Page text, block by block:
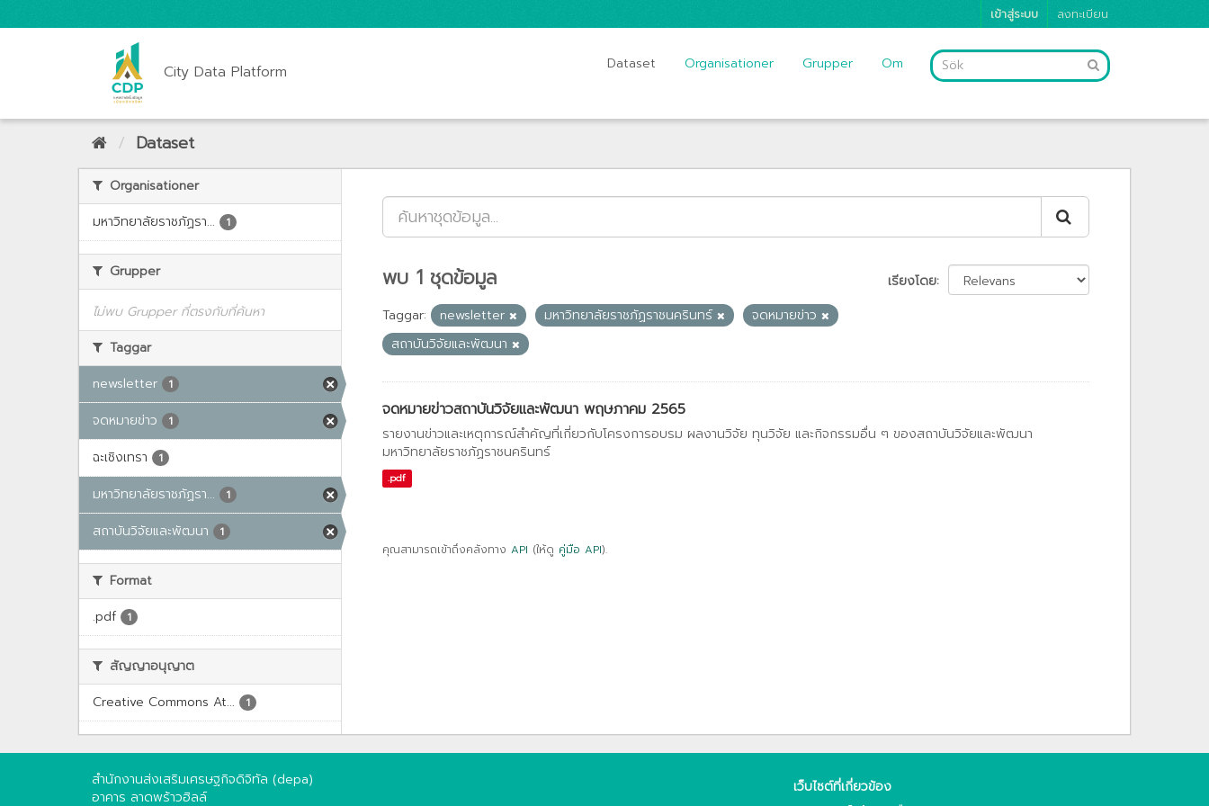
เข้าสู่ระบบ ลงทะเบียน
City Data Platform Dataset Organisationer Grupper Om
Dataset
Organisationer
มหาวิทยาลัยราชภัฏรา...
1
Grupper
ไม่พบ Grupper ที่ตรงกับที่ค้นหา
Taggar
newsletter
1
จดหมายข่าว 1
ฉะเชิงเทรา 1
มหาวิทยาลัยราชภัฏรา... 1
สถาบันวิจัยและพัฒนา 1
Format
.pdf
1
สัญญาอนุญาต
Creative Commons At...
1
เรียงโดย
พบ 1 ชุดข้อมูล
Taggar: newsletter มหาวิทยาลัยราชภัฏราชนครินทร์
จดหมายข่าว
สถาบันวิจัยและพัฒนา
จดหมายข่าวสถาบันวิจัยและพัฒนา พฤษภาคม 2565
รายงานข่าวและเหตุการณ์สำคัญที่เกี่ยวกับโครงการอบรม ผลงานวิจัย ทุนวิจัย และกิจกรรมอื่น ๆ ของสถาบันวิจัยและพัฒนา
มหาวิทยาลัยราชภัฏราชนครินทร์
.pdf
คุณสามารถเข้าถึงคลังทาง API (ให้ดู คู่มือ API).
สำนักงานส่งเสริมเศรษฐกิจดิจิทัล (depa)
อาคาร ลาดพร้าวฮิลล์
เว็บไซต์ที่เกี่ยวข้อง